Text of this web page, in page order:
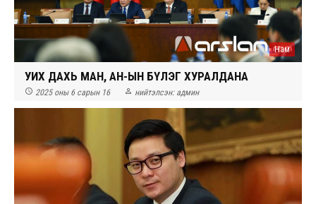
Нам
УИХ ДАХЬ МАН, АН-ЫН БҮЛЭГ ХУРАЛДАНА
 2025 оны 6 сарын 16  нийтэлсэн: админ